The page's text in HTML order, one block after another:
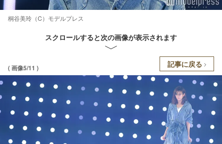
桐谷美玲（C）モデルプレス
スクロールすると次の画像が表示されます
( 画像5/11 ) 記事に戻る